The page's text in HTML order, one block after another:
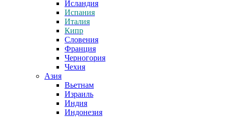
Исландия
Испания
Италия
Кипр
Словения
Франция
Черногория
Чехия
Азия
Вьетнам
Израиль
Индия
Индонезия